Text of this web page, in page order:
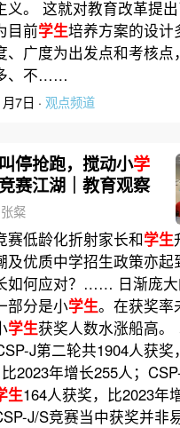
义。 这就对教育改革提
目前学生培养方案的设计
、广度为出发点和考核点
、不……
7日 · 观点频道
停抢跑，搅动小学
赛江湖｜教育观察
粲
赛低龄化折射家长和学生
及优质中学招生政策亦起
如何应对？…… 日渐庞大
部分是小学生。在获奖率
学生获奖人数水涨船高。
J第二轮共1904人获奖
2023年增长255人；
生164人获奖，比2023年
J/S竞赛当中获奖并